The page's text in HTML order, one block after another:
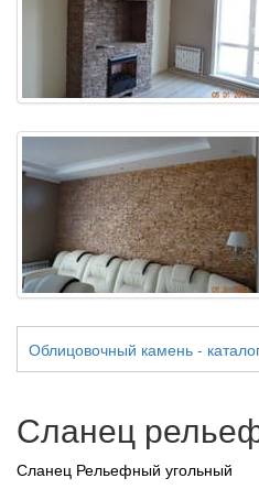
Облицовочный камень -
Сланец
Сланец Рельефный угольный